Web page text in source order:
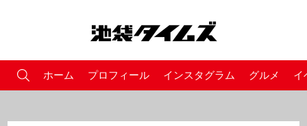
ホーム プロフィール インスタグラム グルメ イ